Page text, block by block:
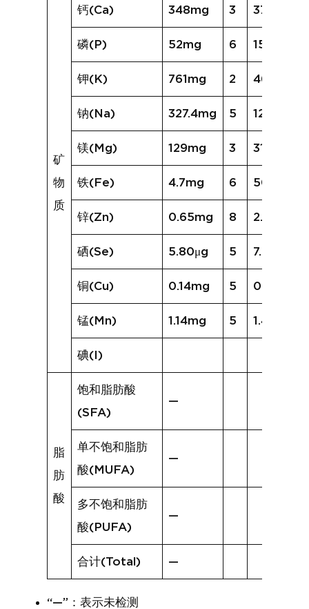
矿
物
质
钙(Ca) 348mg 3 372mg
磷(P) 52mg 6 150mg
钾(K) 761mg 2 460mg
钠(Na) 327.4mg 5 1222.8mg
镁(Mg) 129mg 3 313mg
铁(Fe) 4.7mg 6 50.9mg
锌(Zn) 0.65mg 8 2.22mg
硒(Se) 5.80μg 5 7.93μg
铜(Cu) 0.14mg 5 0.49mg
锰(Mn) 1.14mg 5 1.41mg
碘(I)
脂
肪
酸
饱和脂肪酸
(SFA)
—
单不饱和脂肪
酸(MUFA)
—
多不饱和脂肪
酸(PUFA)
—
合计(Total) —
“—”：表示未检测